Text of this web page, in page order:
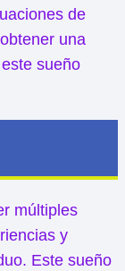
de
una
sueño
múltiples
y
Este sueño